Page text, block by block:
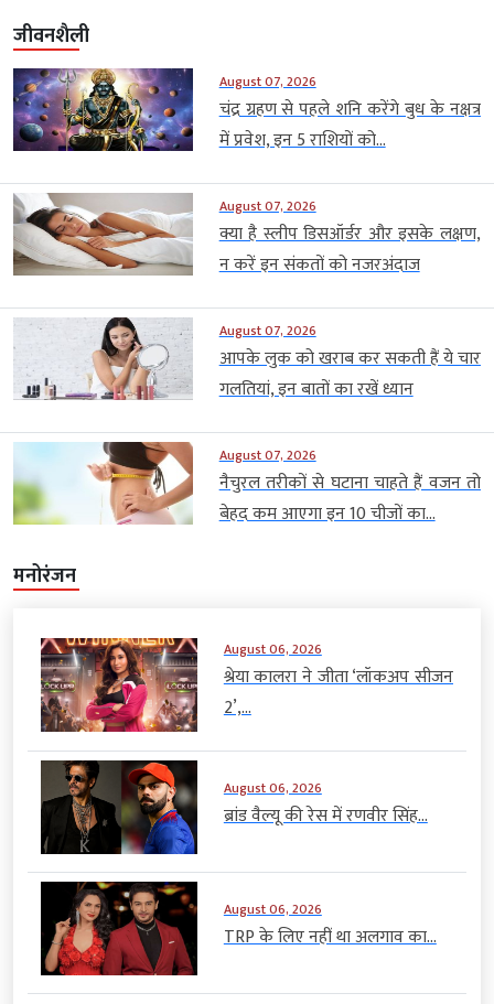
जीवनशैली
August 07, 2026
चंद्र ग्रहण से पहले शनि करेंगे बुध के नक्षत्र
में प्रवेश, इन 5 राशियों को...
August 07, 2026
क्या है स्लीप डिसऑर्डर और इसके लक्षण,
न करें इन संकतों को नजरअंदाज
August 07, 2026
आपके लुक को खराब कर सकती हैं ये चार
गलतियां, इन बातों का रखें ध्यान
August 07, 2026
नैचुरल तरीकों से घटाना चाहते हैं वजन तो
बेहद कम आएगा इन 10 चीजों का...
मनोरंजन
August 06, 2026
श्रेया कालरा ने जीता ‘लॉकअप सीजन
2’,...
August 06, 2026
ब्रांड वैल्यू की रेस में रणवीर सिंह...
August 06, 2026
TRP के लिए नहीं था अलगाव का...